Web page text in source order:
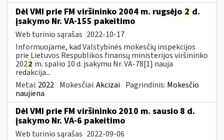
Dėl VMI prie FM viršininko 2004 m. rugsėjo 2 d.
įsakymo Nr. VA-155 pakeitimo
Web turinio sąrašas 2022-10-17
Informuojame, kad Valstybinės mokesčių inspekcijos
prie Lietuvos Respublikos finansų ministerijos viršininko
2022 m. spalio 10 d. įsakymu Nr. VA-78[1] nauja
redakcija...
Metai: 2022 Mokesčiai:Akcizai Pagrindinis: Mokesčio
naujiena
Dėl VMI prie FM viršininko 2010 m. sausio 8 d.
įsakymo Nr. VA-6 pakeitimo
Web turinio sąrašas 2022-09-06